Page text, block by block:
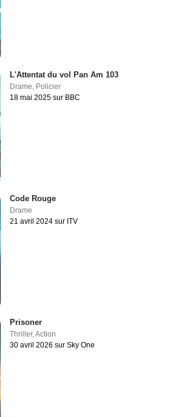
L'Attentat du vol Pan Am 103
Drame Policier
18 mai 2025 sur BBC
Code Rouge
Drame
21 avril 2024 sur ITV
Prisoner
Thriller,Action
30 avril 2026 sur Sky One